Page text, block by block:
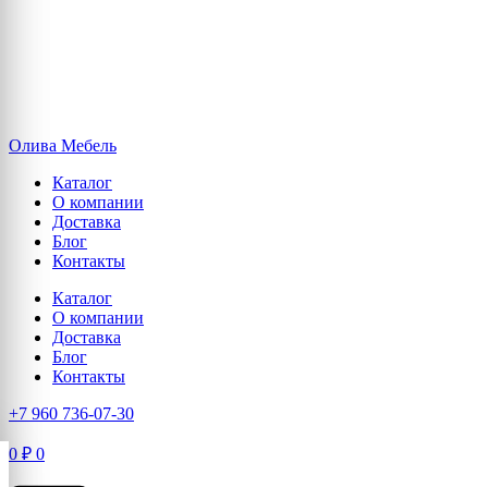
Олива Мебель
Каталог
О компании
Доставка
Блог
Контакты
Каталог
О компании
Доставка
Блог
Контакты
+7 960 736-07-30
0 ₽ 0